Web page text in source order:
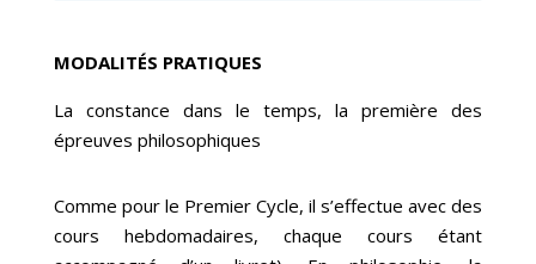
MODALITÉS PRATIQUES
La constance dans le temps, la première des
épreuves philosophiques
Comme pour le Premier Cycle, il s’effectue avec des
cours hebdomadaires, chaque cours étant